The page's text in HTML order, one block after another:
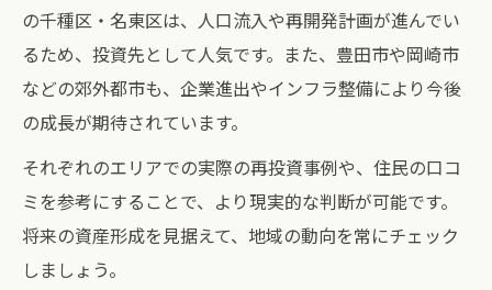
の千種区・名東区は、人口流入や再開発計画が進んでい
るため、投資先として人気です。また、豊田市や岡崎市
などの郊外都市も、企業進出やインフラ整備により今後
の成長が期待されています。
それぞれのエリアでの実際の再投資事例や、住民の口コ
ミを参考にすることで、より現実的な判断が可能です。
将来の資産形成を見据えて、地域の動向を常にチェック
しましょう。